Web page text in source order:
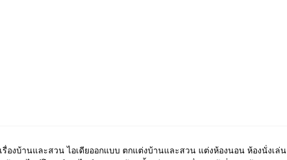
รื่องบ้านและสวน ไอเดียออกแบบ ตกแต่งบ้านและสวน แต่งห้องนอน ห้องนั่งเล่น